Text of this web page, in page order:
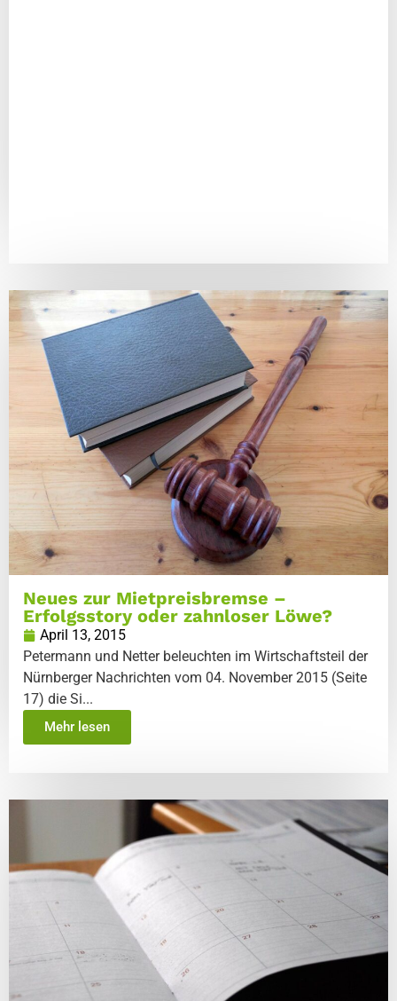
Neues zur Mietpreisbremse –
Erfolgsstory oder zahnloser Löwe?
April 13, 2015
Petermann und Netter beleuchten im Wirtschaftsteil der
Nürnberger Nachrichten vom 04. November 2015 (Seite
17) die Si...
Mehr lesen